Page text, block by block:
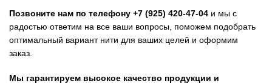
Позвоните нам по телефону +7 (925) 420-47-04 и мы с
радостью ответим на все ваши вопросы, поможем подобрать
оптимальный вариант нити для ваших целей и оформим
заказ.
Мы гарантируем высокое качество продукции и